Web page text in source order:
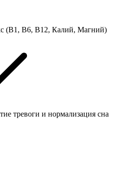
(В1, В6, В12, Калий, Магний)
тревоги и нормализация сна